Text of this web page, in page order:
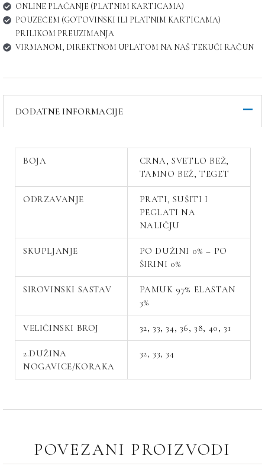
ONLINE PLAĆANJE (PLATNIM KARTICAMA)
POUZEĆEM (GOTOVINSKI ILI PLATNIM KARTICAMA)
PRILIKOM PREUZIMANJA
VIRMANOM, DIREKTNOM UPLATOM NA NAŠ TEKUĆI RAČUN
DODATNE INFORMACIJE
BOJA
CRNA, SVETLO BEŽ,
TAMNO BEŽ, TEGET
ODRZAVANJE
PRATI, SUŠITI I
PEGLATI NA
NALIČJU
SKUPLJANJE
PO DUŽINI 0% – PO
ŠIRINI 0%
SIROVINSKI SASTAV
PAMUK 97% ELASTAN
3%
VELIČINSKI BROJ 32, 33, 34, 36, 38, 40, 31
2.DUŽINA
NOGAVICE/KORAKA
32, 33, 34
POVEZANI PROIZVODI